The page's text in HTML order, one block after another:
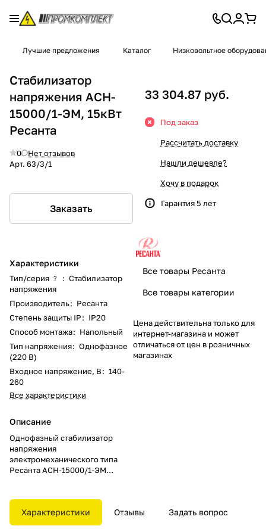
Лучшие предложения Каталог Низковольтное
Стабилизатор
напряжения ACH-
15000/1-ЭМ, 15кВт
Ресанта
0
Нет отзывов
Арт. 63/3/1
Заказать
Характеристики
Тип/серия ? : Стабилизатор
напряжения
Производитель: Ресанта
Степень защиты IP: IP20
Способ монтажа: Напольный
Тип напряжения: Однофазное
(220 В)
Входное напряжение, В: 140-
260
Все характеристики
Описание
Однофазный стабилизатор
напряжения
электромеханического типа
Ресанта АCH-15000/1-ЭМ
техники, защищая от
возможных повреждений и
сбоев. Данная модель
33 304.87 руб.
Под заказ
Рассчитать доставку
Нашли дешевле?
Хочу в подарок
Гарантия 5 лет
Все товары Ресанта
Все товары категории
Цена действительна только для
интернет-магазина и может
отличаться от цен в розничных
магазинах
Характеристики Отзывы Задать вопрос